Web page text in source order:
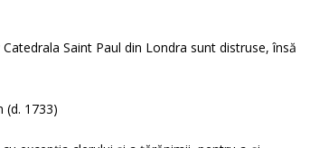
Saint Paul din Londra sunt distruse, însă
(d. 1733)